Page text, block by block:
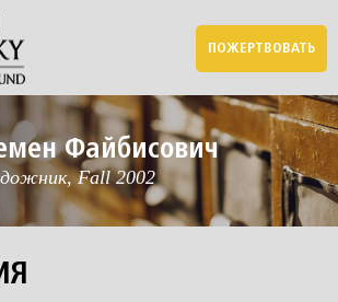
ПОЖЕРТВОВАТЬ
Файбисович
Fall 2002